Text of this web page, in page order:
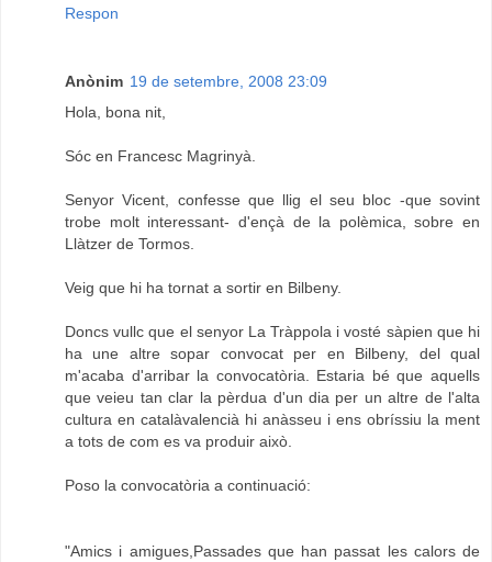
Respon
Anònim 19 de setembre, 2008 23:09
Hola, bona nit,
Sóc en Francesc Magrinyà.
Senyor Vicent, confesse que llig el seu bloc -que sovint
trobe molt interessant- d'ençà de la polèmica, sobre en
Llàtzer de Tormos.
Veig que hi ha tornat a sortir en Bilbeny.
Doncs vullc que el senyor La Tràppola i vosté sàpien que hi
ha une altre sopar convocat per en Bilbeny, del qual
m'acaba d'arribar la convocatòria. Estaria bé que aquells
que veieu tan clar la pèrdua d'un dia per un altre de l'alta
cultura en catalàvalencià hi anàsseu i ens obríssiu la ment
a tots de com es va produir això.
Poso la convocatòria a continuació:
"Amics i amigues,Passades que han passat les calors de